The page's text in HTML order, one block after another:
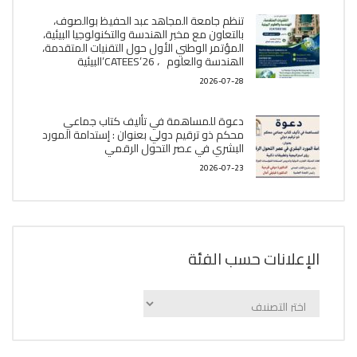
تنظم جامعة المجاهد عبد الحفيظ بوالصوف،
بالتعاون مع مخبر الھندسة والتكنولوجيا البیئیة،
المؤتمر الوطني الأول حول التقنيات المتقدمة،
الھندسة والعلوم ، CATEES’26’البیئية
2026-07-28
دعوة للمساهمة في تأليف كتاب جماعي
محكم ذو ترقيم دولي بعنوان : إستدامة المورد
البشري في عصر التحول الرقمي
2026-07-23
الإعلانات حسب الفئة
الإعلانات